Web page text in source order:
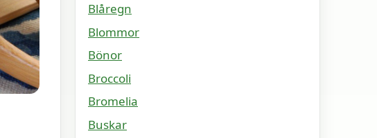
Blåregn
Blommor
Bönor
Broccoli
Bromelia
Buskar